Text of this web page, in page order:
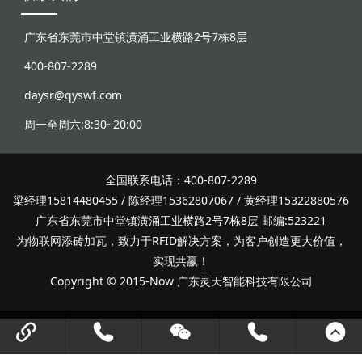
广东省东莞市中堂镇潢涌工业横路2号7栋8层
400-807-2289
daysr@qyswf.com
周一至周六:8:30~20:00
全国联系电话：400-807-2289
梁经理15814480455 / 陈经理15362807067 / 黄经理15322880576
广东省东莞市中堂镇潢涌工业横路2号7栋8层 邮编:523221
为物联网添砖加瓦，致力于RFID解决方案，为客户创造更大价值，
实现共赢！
Copyright © 2015-Now 广东灵天智能科技有限公司